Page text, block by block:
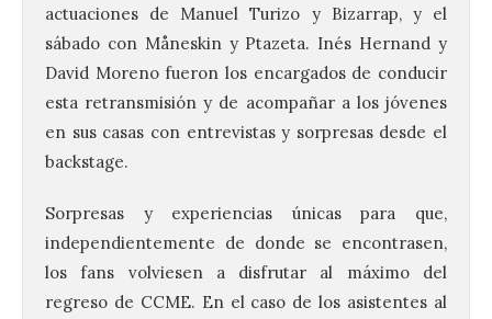
actuaciones de Manuel Turizo y Bizarrap, y el
sábado con Måneskin y Ptazeta. Inés Hernand y
David Moreno fueron los encargados de conducir
esta retransmisión y de acompañar a los jóvenes
en sus casas con entrevistas y sorpresas desde el
backstage.
Sorpresas y experiencias únicas para que,
independientemente de donde se encontrasen,
los fans volviesen a disfrutar al máximo del
regreso de CCME. En el caso de los asistentes al